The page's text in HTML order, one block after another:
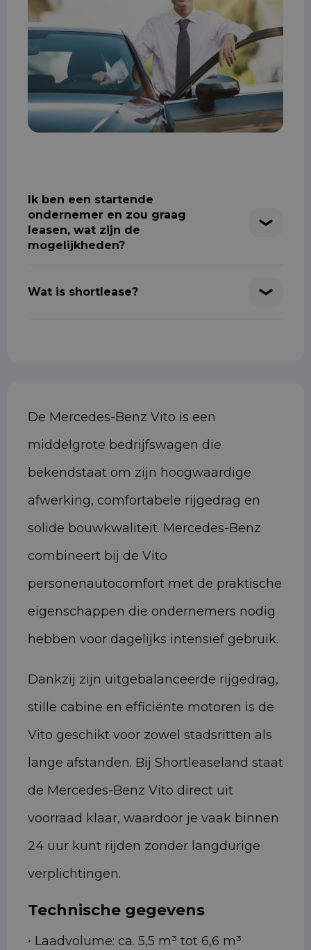
Ik ben een startende
ondernemer en zou graag
leasen, wat zijn de
mogelijkheden?
Wat is shortlease?
De Mercedes-Benz Vito is een
middelgrote bedrijfswagen die
bekendstaat om zijn hoogwaardige
afwerking, comfortabele rijgedrag en
solide bouwkwaliteit. Mercedes-Benz
combineert bij de Vito
personenautocomfort met de praktische
eigenschappen die ondernemers nodig
hebben voor dagelijks intensief gebruik.
Dankzij zijn uitgebalanceerde rijgedrag,
stille cabine en efficiënte motoren is de
Vito geschikt voor zowel stadsritten als
lange afstanden. Bij Shortleaseland staat
de Mercedes-Benz Vito direct uit
voorraad klaar, waardoor je vaak binnen
24 uur kunt rijden zonder langdurige
verplichtingen.
Technische gegevens
• Laadvolume: ca. 5,5 m³ tot 6,6 m³